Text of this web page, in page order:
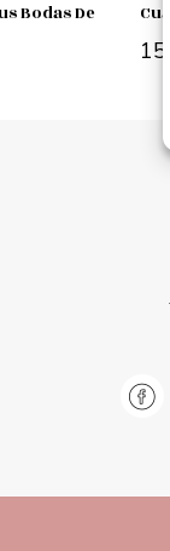
Bodas De